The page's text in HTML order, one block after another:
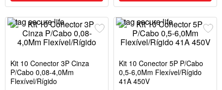
Kit 10 Conector 3P Cinza
P/Cabo 0,08-4,0Mm
Flexível/Rígido
Kit 10 Conector 5P P/Cabo
0,5-6,0Mm Flexível/Rígido
41A 450V